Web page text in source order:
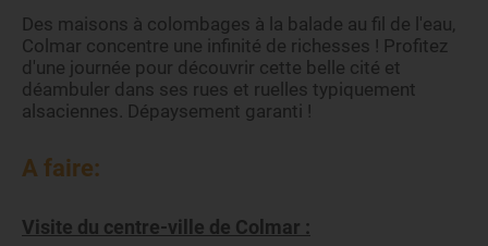
Des maisons à colombages à la balade au fil de l'eau,
Colmar concentre une infinité de richesses ! Profitez
d'une journée pour découvrir cette belle cité et
déambuler dans ses rues et ruelles typiquement
alsaciennes. Dépaysement garanti !
A faire:
Visite du centre-ville de Colmar :